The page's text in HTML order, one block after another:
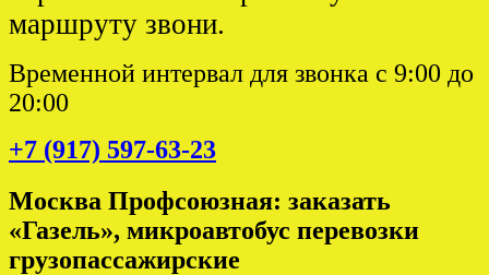
маршруту звони.
Временной интервал для звонка с 9:00 до
20:00
+7 (917) 597-63-23
Москва Профсоюзная: заказать
«Газель», микроавтобус перевозки
грузопассажирские